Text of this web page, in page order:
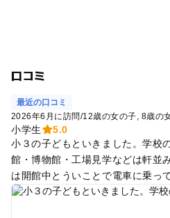
口コミ
最近の口コミ
2026年6月に訪問/12歳の女の子 8歳の
小学生
5.0
小３の子どもといきました。学校
館・博物館・工場見学などは軒並
は開館中とういことで電車に乗っ
なので、ガラガラでした。 公開実